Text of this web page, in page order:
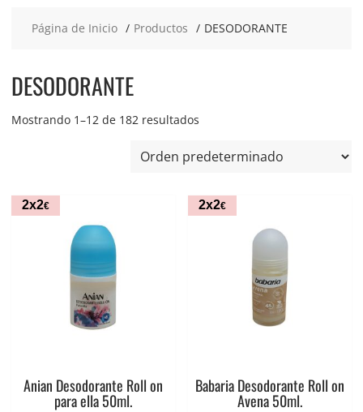
Página de Inicio Productos DESODORANTE
DESODORANTE
Mostrando 1–12 de 182 resultados
2x2€
Anian Desodorante Roll on
para ella 50ml.
2x2€
Babaria Desodorante Roll on
Avena 50ml.